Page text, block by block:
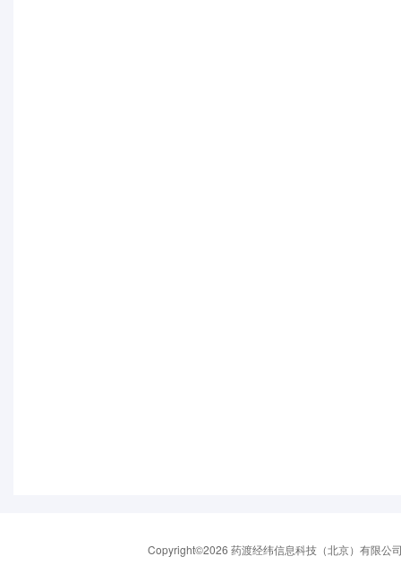
Copyright©2026 药渡经纬信息科技（北京）有限公